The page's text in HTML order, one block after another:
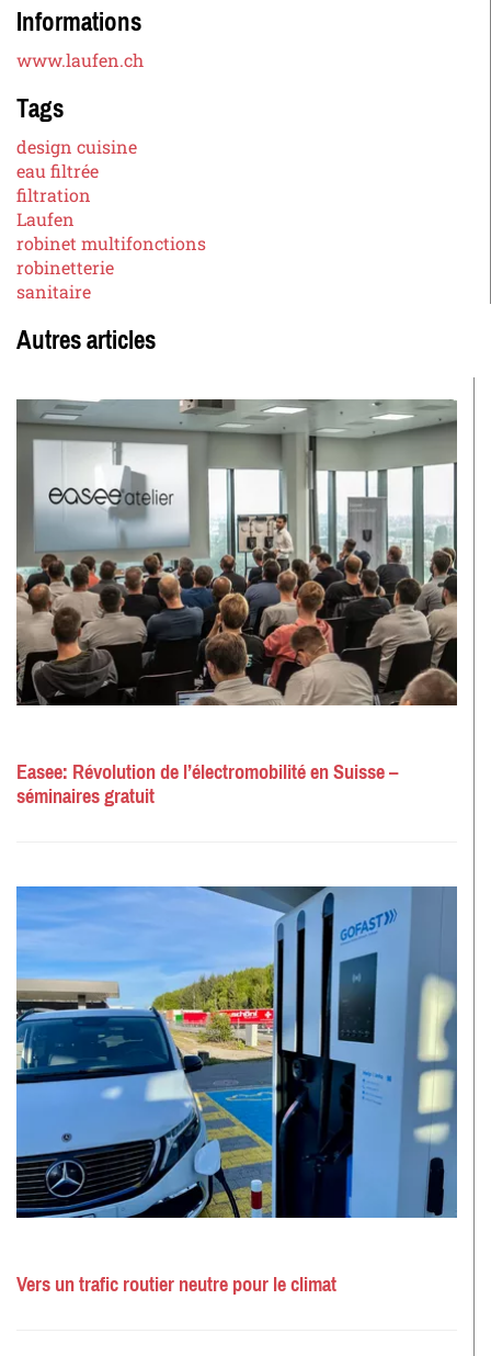
Informations
www.laufen.ch
Tags
design cuisine
eau filtrée
filtration
Laufen
robinet multifonctions
robinetterie
sanitaire
Autres articles
Easee: Révolution de l’électromobilité en Suisse –
séminaires gratuit
Vers un trafic routier neutre pour le climat